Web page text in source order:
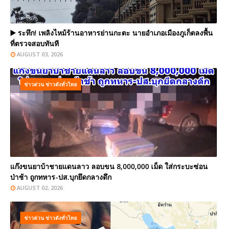
▶️ ระทึก! เพลิงไหม้ร้านอาหารย่านกะตะ นายอำเภอเมืองภูเก็ตลงพื้น
ที่ตรวจสอบทันที
AUGUST 03, 2026
ข่าวด่วน ข่าวดังทั่วไทย
แก๊งขนยาบ้าชายแดนลาว ลอบขน 8,000,000 เม็ด ใส่กระบะซ่อน
ป่าช้า ถูกทหาร-ปส.บุกยึดกลางดึก
AUGUST 02, 2026
ข่าวด่วน ข่าวดังทั่วไทย